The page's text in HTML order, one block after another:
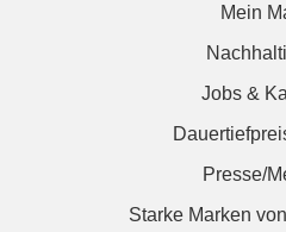
Mein
Jobs &
Presse/
Starke Marken